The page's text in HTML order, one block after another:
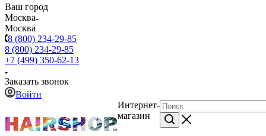
Ваш город
Москва
Москва
8 (800) 234-29-85
8 (800) 234-29-85
+7 (499) 350-62-13
Заказать звонок
Войти
Интернет-
магазин